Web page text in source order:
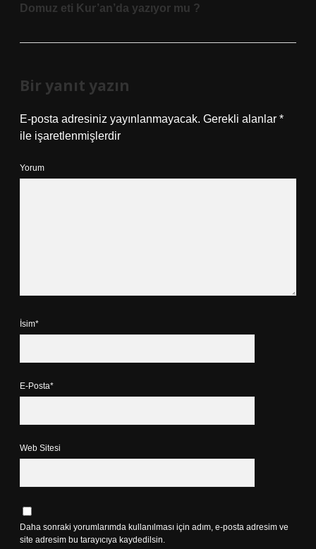
Domuz eti Kur’an’da yazıyor mu ?
Bir yanıt yazın
E-posta adresiniz yayınlanmayacak. Gerekli alanlar *
ile işaretlenmişlerdir
Yorum
İsim*
E-Posta*
Web Sitesi
Daha sonraki yorumlarımda kullanılması için adım, e-posta adresim ve
site adresim bu tarayıcıya kaydedilsin.